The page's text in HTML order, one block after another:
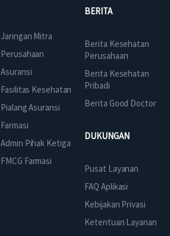
Jaringan Mitra
Perusahaan
Asuransi
Fasilitas Kesehatan
Pialang Asuransi
Farmasi
Admin Pihak Ketiga
FMCG Farmasi
BERITA
Berita Kesehatan
Perusahaan
Berita Kesehatan
Pribadi
Berita Good Doctor
DUKUNGAN
Pusat Layanan
FAQ Aplikasi
Kebijakan Privasi
Ketentuan Layanan